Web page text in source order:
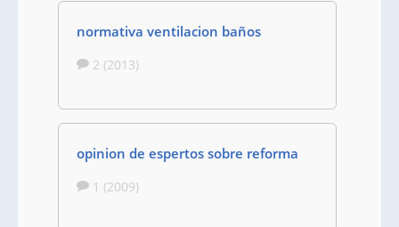
normativa ventilacion baños
2 (2013)
opinion de espertos sobre reforma
1 (2009)